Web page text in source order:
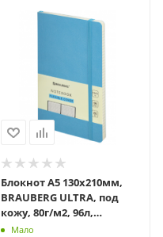
Блокнот А5 130х210мм,
BRAUBERG ULTRA, под
кожу, 80г/м2, 96л,
клетка, голубой, 113011
Мало